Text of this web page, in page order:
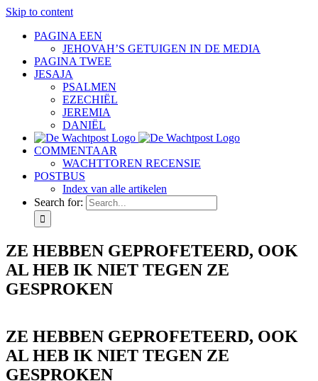
Skip to content
PAGINA EEN
JEHOVAH’S GETUIGEN IN DE MEDIA
PAGINA TWEE
JESAJA
PSALMEN
EZECHIËL
JEREMIA
DANIËL
COMMENTAAR
WACHTTOREN RECENSIE
POSTBUS
Index van alle artikelen
Search for:
ZE HEBBEN GEPROFETEERD, OOK
AL HEB IK NIET TEGEN ZE
GESPROKEN
ZE HEBBEN GEPROFETEERD, OOK
AL HEB IK NIET TEGEN ZE
GESPROKEN